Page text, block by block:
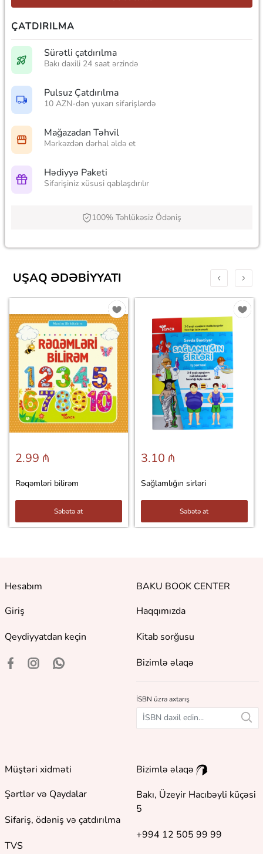
ÇATDIRILMA
Sürətli çatdırılma
Bakı daxili 24 saat ərzində
Pulsuz Çatdırılma
10 AZN-dən yuxarı sifarişlərdə
Mağazadan Təhvil
Mərkəzdən dərhal əldə et
Hədiyyə Paketi
Sifarişiniz xüsusi qablaşdırılır
100% Təhlükəsiz Ödəniş
UŞAQ ƏDƏBIYYATI
2.99 ₼
Rəqəmləri bilirəm
Səbətə at
3.10 ₼
Sağlamlığın sirləri
Səbətə at
Hesabım
Giriş
Qeydiyyatdan keçin
BAKU BOOK CENTER
Haqqımızda
Kitab sorğusu
Bizimlə əlaqə
İSBN üzrə axtarış
Müştəri xidməti
Şərtlər və Qaydalar
Sifariş, ödəniş və çatdırılma
TVS
Bizimlə əlaqə
Bakı, Üzeyir Hacıbəyli küçəsi
5
+994 12 505 99 99